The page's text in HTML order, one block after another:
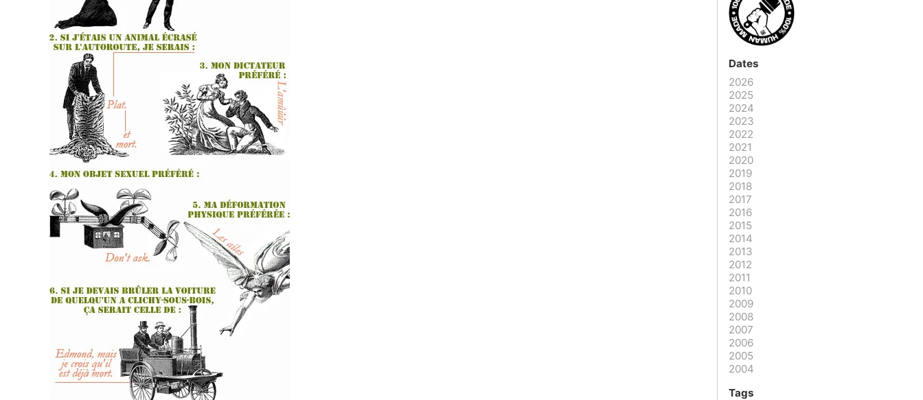
Dates
2026
2025
2024
2023
2022
2021
2020
2019
2018
2017
2016
2015
2014
2013
2012
2011
2010
2009
2008
2007
2006
2005
2004
Tags